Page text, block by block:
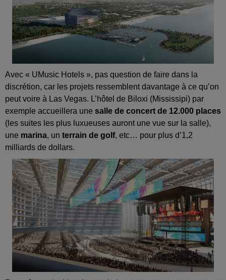
Avec « UMusic Hotels », pas question de faire dans la
discrétion, car les projets ressemblent davantage à ce qu’on
peut voire à Las Vegas. L’hôtel de Biloxi (Mississipi) par
exemple accueillera une salle de concert de 12.000 places
(les suites les plus luxueuses auront une vue sur la salle),
une marina, un terrain de golf, etc… pour plus d’1,2
milliards de dollars.